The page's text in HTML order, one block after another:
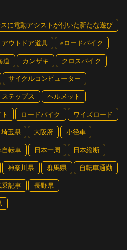
に電動アシストが付いた新たな遊び
アウトドア道具 eロードバイク
道 カンザキ クロスバイク
サイクルコンピューター
ステップス ヘルメット
ロードバイク ワイズロード
埼玉県 大阪府 小径車
自転車 日本一周 日本縦断
神奈川県 群馬県 自転車通勤
乗記事 長野県